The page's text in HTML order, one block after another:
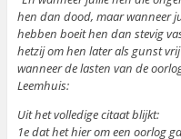
hen dan dood, maar wanneer
hebben boeit hen dan stevig
hetzij om hen later als gunst
wanneer de lasten van de
Leemhuis:
Uit het volledige citaat blijkt:
1e dat het hier om een oorlog